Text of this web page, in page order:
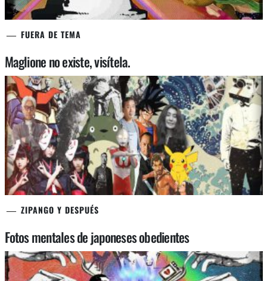
FUERA DE TEMA
Maglione no existe, visítela.
ZIPANGO Y DESPUÉS
Fotos mentales de japoneses obedientes